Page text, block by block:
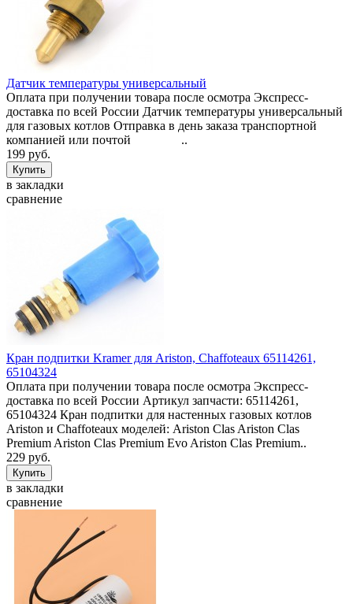
Датчик температуры универсальный
Оплата при получении товара после осмотра Экспресс-
доставка по всей России Датчик температуры универсальный
для газовых котлов Отправка в день заказа транспортной
компанией или почтой ..
199 руб.
в закладки
сравнение
Кран подпитки Kramer для Ariston, Chaffoteaux 65114261,
65104324
Оплата при получении товара после осмотра Экспресс-
доставка по всей России Артикул запчасти: 65114261,
65104324 Кран подпитки для настенных газовых котлов
Ariston и Chaffoteaux моделей: Ariston Clas Ariston Clas
Premium Ariston Clas Premium Evo Ariston Clas Premium..
229 руб.
в закладки
сравнение